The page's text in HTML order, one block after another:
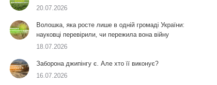
20.07.2026
Волошка, яка росте лише в одній громаді України:
науковці перевірили, чи пережила вона війну
18.07.2026
Заборона джипінгу є. Але хто її виконує?
16.07.2026